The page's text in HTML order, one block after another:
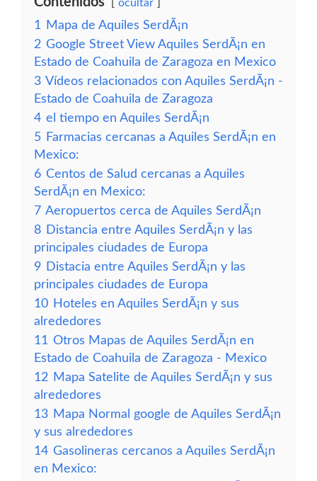
ocultar
1
Mapa de Aquiles SerdÃ¡n
2 Google Street View Aquiles SerdÃ¡n en
Estado de Coahuila de Zaragoza en Mexico
3 Vídeos relacionados con Aquiles SerdÃ¡n -
Estado de Coahuila de Zaragoza
4 el tiempo en Aquiles SerdÃ¡n
5 Farmacias cercanas a Aquiles SerdÃ¡n en
Mexico:
6 Centos de Salud cercanas a Aquiles
SerdÃ¡n en Mexico:
7 Aeropuertos cerca de Aquiles SerdÃ¡n
8 Distancia entre Aquiles SerdÃ¡n y las
principales ciudades de Europa
9 Distacia entre Aquiles SerdÃ¡n y las
principales ciudades de Europa
10 Hoteles en Aquiles SerdÃ¡n y sus
alrededores
11 Otros Mapas de Aquiles SerdÃ¡n en
Estado de Coahuila de Zaragoza - Mexico
12 Mapa Satelite de Aquiles SerdÃ¡n y sus
alrededores
13 Mapa Normal google de Aquiles SerdÃ¡n
y sus alrededores
14 Gasolineras cercanos a Aquiles SerdÃ¡n
en Mexico: